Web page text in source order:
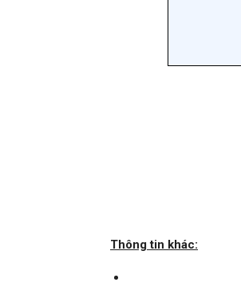
Thông tin khác: